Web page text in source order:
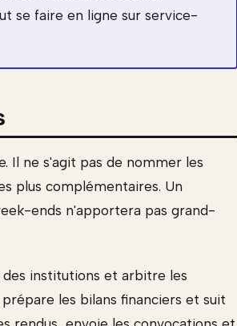
se faire en ligne sur service-
Il ne s'agit pas de nommer les
plus complémentaires. Un
ends n'apportera pas grand-
institutions et arbitre les
les bilans financiers et suit